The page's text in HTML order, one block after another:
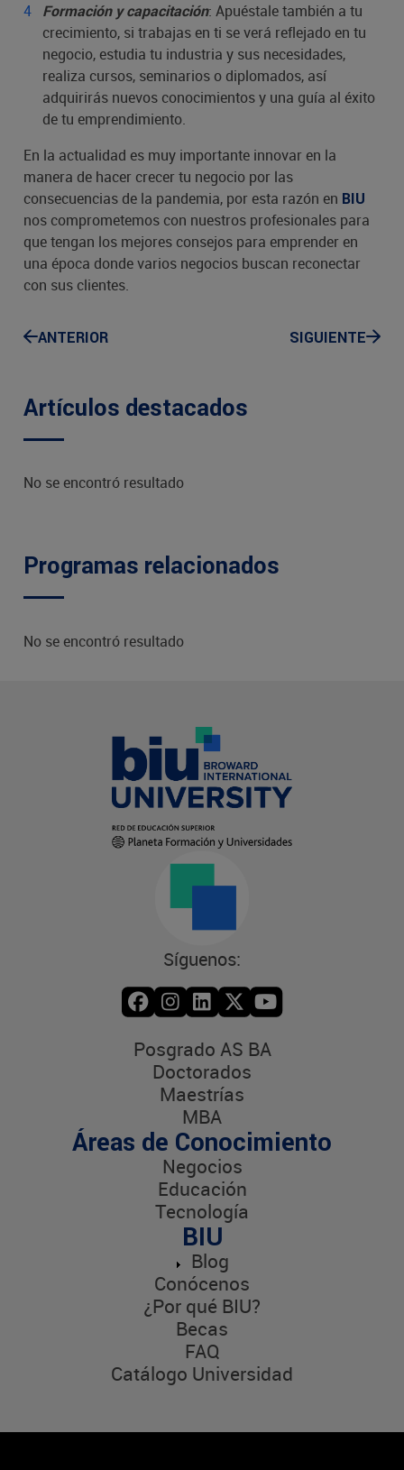
Formación y capacitación: Apuéstale también a tu
crecimiento, si trabajas en ti se verá reflejado en tu
negocio, estudia tu industria y sus necesidades,
realiza cursos, seminarios o diplomados, así
adquirirás nuevos conocimientos y una guía al éxito
de tu emprendimiento.
En la actualidad es muy importante innovar en la
manera de hacer crecer tu negocio por las
consecuencias de la pandemia, por esta razón en BIU
nos comprometemos con nuestros profesionales para
que tengan los mejores consejos para emprender en
una época donde varios negocios buscan reconectar
con sus clientes.
ANTERIOR SIGUIENTE
Artículos destacados
No se encontró resultado
Programas relacionados
No se encontró resultado
Síguenos:
Posgrado AS BA
Doctorados
Maestrías
MBA
Áreas de Conocimiento
Negocios
Educación
Tecnología
BIU
Blog
Conócenos
¿Por qué BIU?
Becas
FAQ
Catálogo Universidad